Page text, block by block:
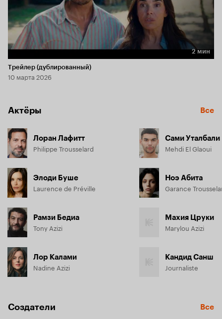
Длительность 2 мин
2 мин
Трейлер (дублированный)
10 марта 2026
Актёры Все
Лоран Лафитт
Philippe Trousselard
Элоди Буше
Laurence de Préville
Рамзи Бедиа
Tony Azizi
Лор Калами
Nadine Azizi
Сами Уталбали
Mehdi El Glaoui
Ноэ Абита
Garance
Махия Цруки
Marylou Azizi
Кандид Санш
Journaliste
Создатели Все